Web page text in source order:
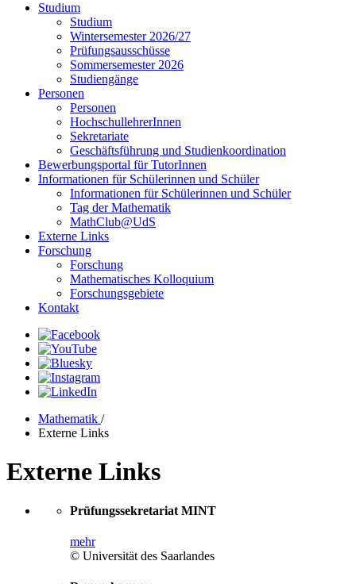
Studium
Studium
Wintersemester 2026/27
Prüfungsausschüsse
Sommersemester 2026
Studiengänge
Personen
Personen
HochschullehrerInnen
Sekretariate
Geschäftsführung und Studienkoordination
Bewerbungsportal für TutorInnen
Informationen für Schülerinnen und Schüler
Informationen für Schülerinnen und Schüler
Tag der Mathematik
MathClub@UdS
Externe Links
Forschung
Forschung
Mathematisches Kolloquium
Forschungsgebiete
Kontakt
Mathematik /
Externe Links
Externe Links
Prüfungssekretariat MINT
mehr
© Universität des Saarlandes